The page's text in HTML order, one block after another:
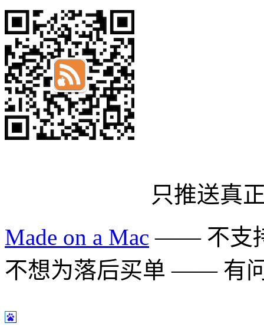
只推送真
Made on a Mac —— 不支
不想为落后买单 —— 有